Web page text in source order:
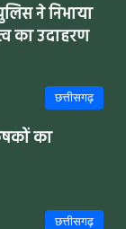
ने निभाया
का उदाहरण
छत्तीसगढ़
का
छत्तीसगढ़